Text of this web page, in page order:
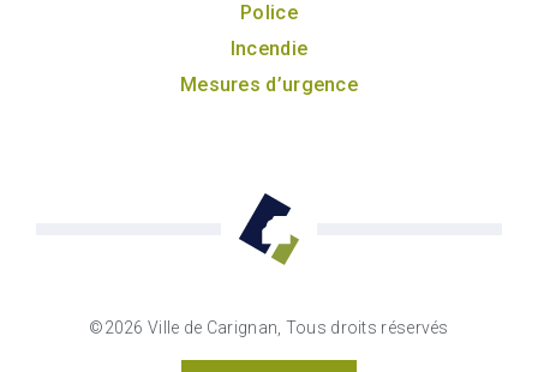
Police
Incendie
Mesures d’urgence
©2026 Ville de Carignan, Tous droits réservés